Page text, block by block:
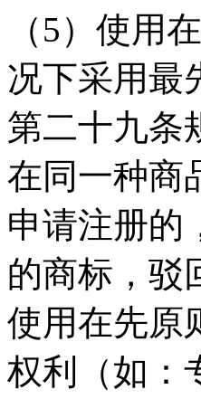
（5）使用
况下采用最
第二十九条
在同一种商
申请注册的
的商标，驳
使用在先原
权利（如：